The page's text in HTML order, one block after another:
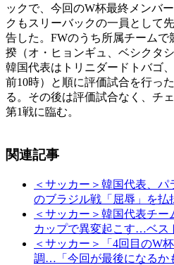
ックで、今回のW杯最終メンバ
クもスリーバックの一員として
告した。FWのうち所属チーム
揆（オ・ヒョンギュ、ベシクタ
韓国代表はトリニダードトバゴ
前10時）と順に評価試合を行っ
る。その後は評価試合なく、チ
第1戦に臨む。
関連記事
＜サッカー＞韓国代表、
のブラジル戦「屈辱」を払
＜サッカー＞韓国代表チ
カップで異変起こす…ベス
＜サッカー＞「4回目のW
調…「今回が最後になるか